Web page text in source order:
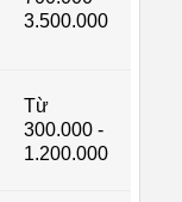
3.500.000
Từ
300.000 -
1.200.000